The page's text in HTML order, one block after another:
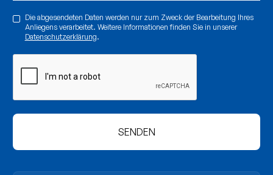
Die abgesendeten Daten werden nur zum Zweck der Bearbeitung Ihres
Anliegens verarbeitet. Weitere Informationen finden Sie in unserer
Datenschutzerklärung.